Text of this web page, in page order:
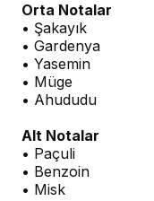
Orta Notalar
• Şakayık
• Gardenya
• Yasemin
• Müge
• Ahududu
Alt Notalar
• Paçuli
• Benzoin
• Misk